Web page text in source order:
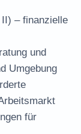
II) – finanzielle
und
Umgebung
für